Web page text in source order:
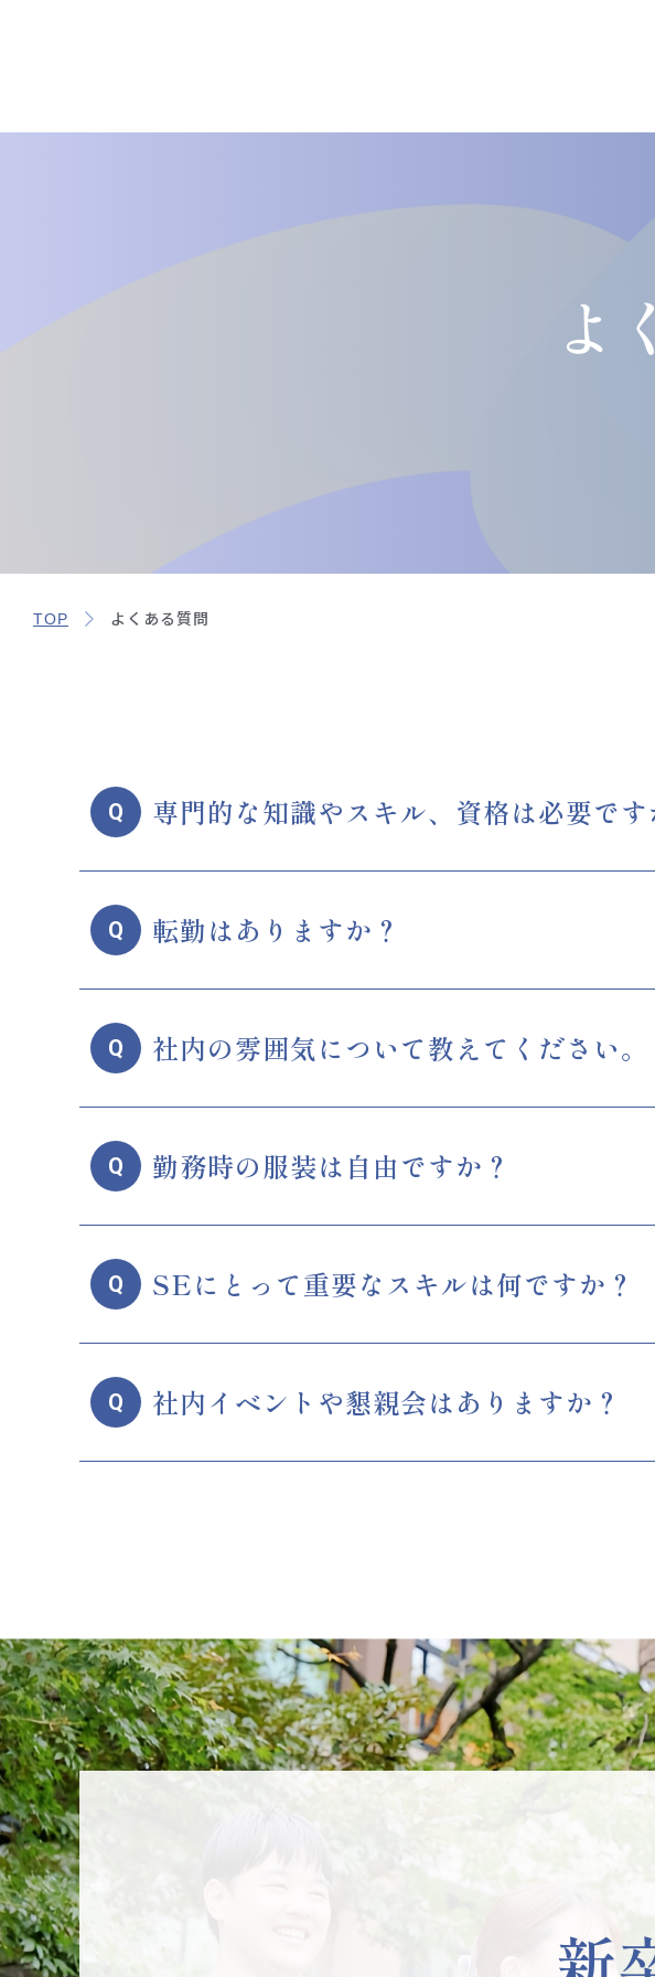
よ
TOP よくある質問
Q 専門的な知識やスキル、資格は必要です
Q 転勤はありますか？
Q 社内の雰囲気について教えてください。
Q 勤務時の服装は自由ですか？
Q SEにとって重要なスキルは何ですか？
Q 社内イベントや懇親会はありますか？